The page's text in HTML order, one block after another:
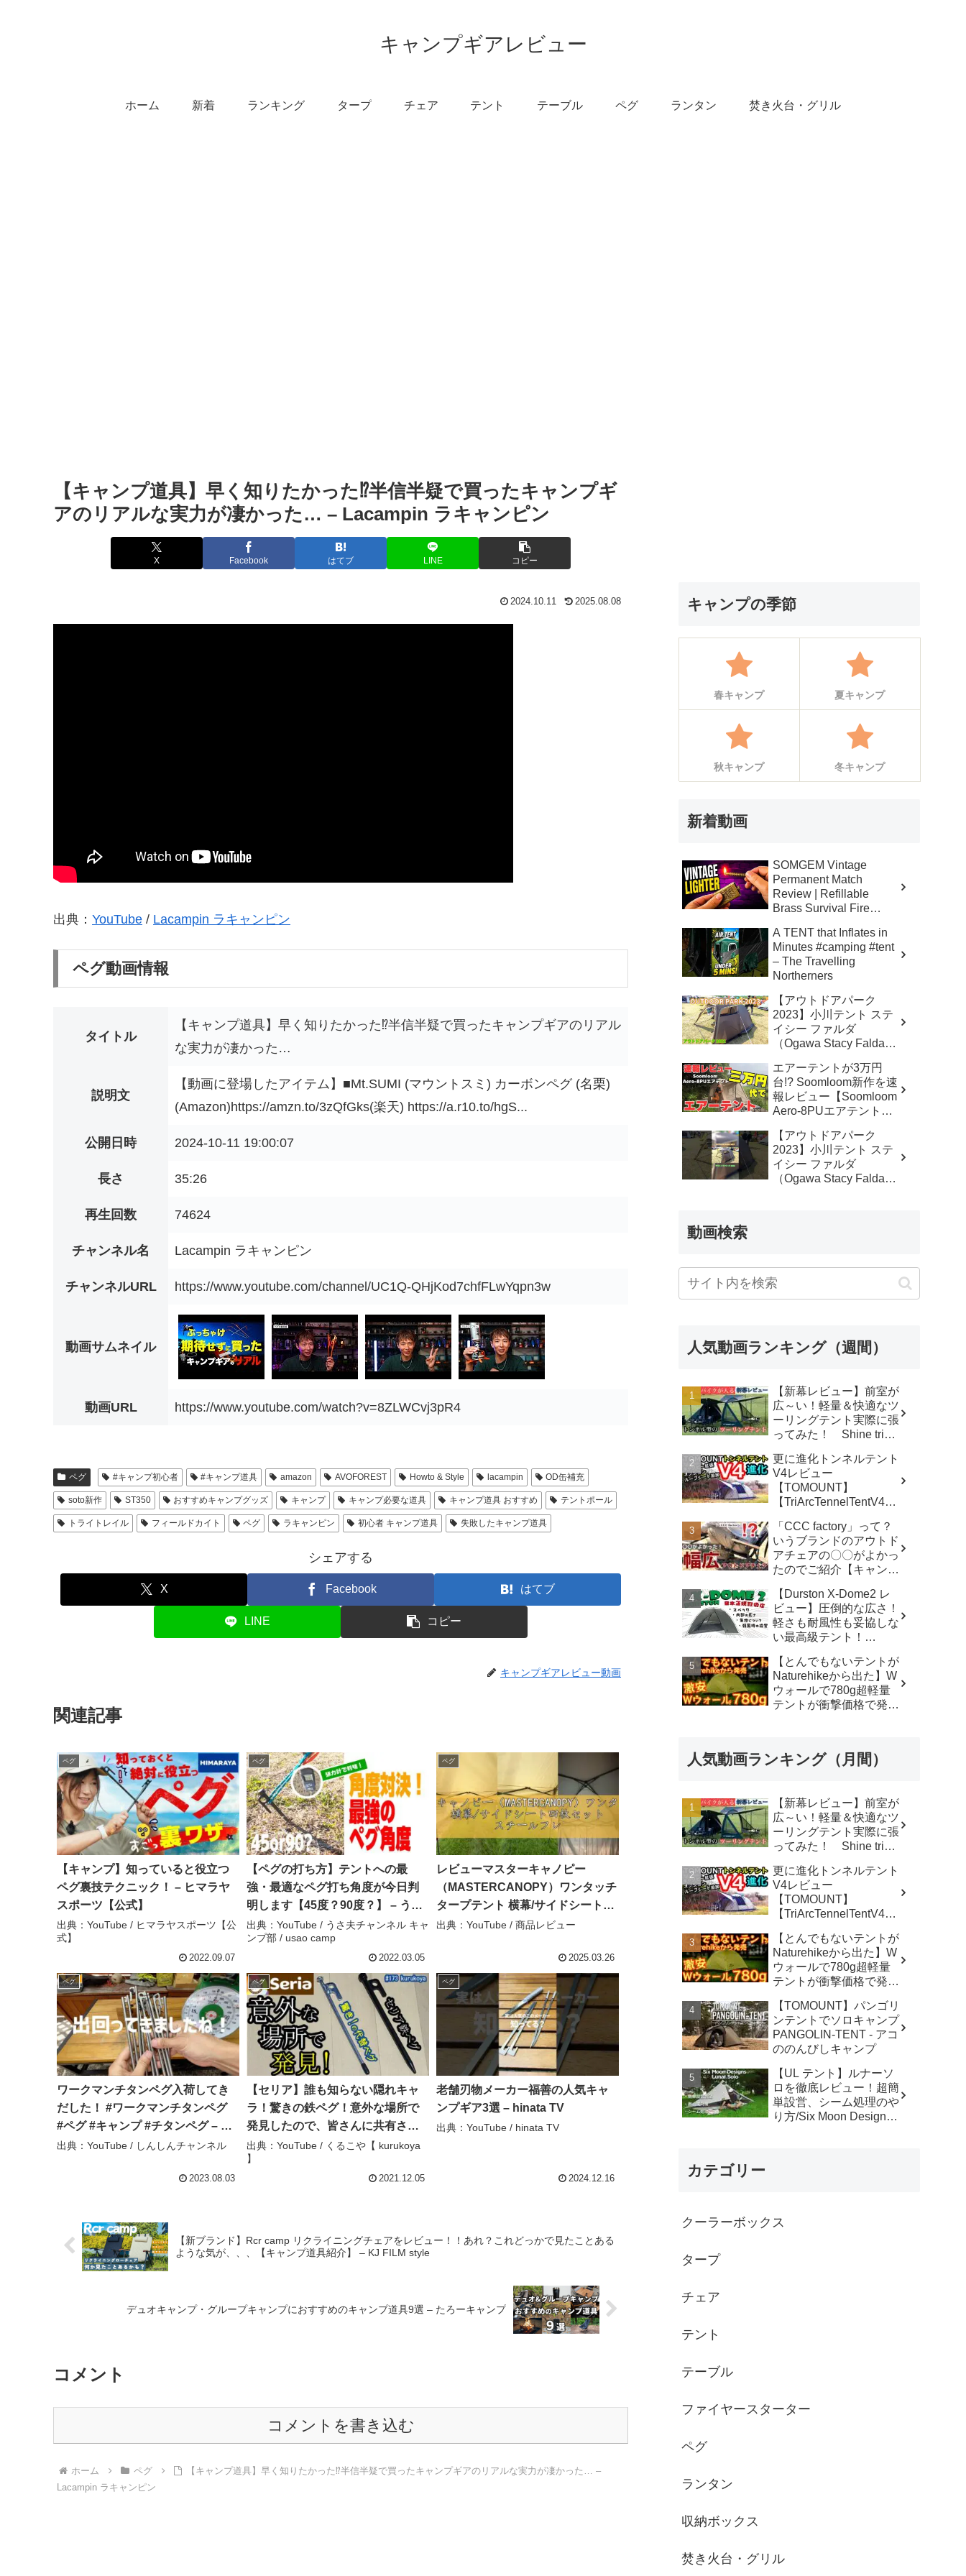
キャンプギアレビュー
ホーム 新着 ランキング タープ チェア テント テーブル ペグ ランタン 焚き火台・グリル
【キャンプ道具】早く知りたかった⁉️半信半疑で買ったキャンプギ
アのリアルな実力が凄かった… – Lacampin ラキャンピン
X Facebook はてブ LINE コピー
2024.10.11 2025.08.08
出典： YouTube / Lacampin ラキャンピン
ペグ動画情報
タイトル
【キャンプ道具】早く知りたかった⁉️半信半疑で買ったキャンプギアのリアル
な実力が凄かった…
説明文
【動画に登場したアイテム】■Mt.SUMI (マウントスミ) カーボンペグ (名栗)
(Amazon)https://amzn.to/3zQfGks(楽天) https://a.r10.to/hgS...
公開日時 2024-10-11 19:00:07
長さ 35:26
再生回数 74624
チャンネル名 Lacampin ラキャンピン
チャンネルURL https://www.youtube.com/channel/UC1Q-QHjKod7chfFLwYqpn3w
動画サムネイル
動画URL https://www.youtube.com/watch?v=8ZLWCvj3pR4
ペグ #キャンプ初心者 #キャンプ道具 amazon AVOFOREST Howto & Style lacampin OD缶補充
soto新作 ST350 おすすめキャンプグッズ キャンプ キャンプ必要な道具 キャンプ道具 おすすめ テントポール
トライトレイル フィールドカイト ペグ ラキャンピン 初心者 キャンプ道具 失敗したキャンプ道具
シェアする
X Facebook はてブ
LINE コピー
キャンプギアレビュー動画
関連記事
ペグ
【キャンプ】知っていると役立つ
ペグ裏技テクニック！ – ヒマラヤ
スポーツ【公式】
出典：YouTube / ヒマラヤスポーツ【公
式】
2022.09.07
ペグ
【ペグの打ち方】テントへの最
強・最適なペグ打ち角度が今日判
明します【45度？90度？】 – うさ
夫チャンネル キャンプ部 / usao
camp
出典：YouTube / うさ夫チャンネル キャ
ンプ部 / usao camp
2022.03.05
ペグ
レビューマスターキャノピー
（MASTERCANOPY）ワンタッチ
タープテント 横幕/サイドシート四
枚セット スチールフレーム 組立簡
バッグ ペグ ロープ ウェイトバッ –
商品レビュー
出典：YouTube / 商品レビュー
2025.03.26
ペグ
ワークマンチタンペグ入荷してき
だした！ #ワークマンチタンペグ
#ペグ #キャンプ #チタンペグ – し
んしんチャンネル
出典：YouTube / しんしんチャンネル
2023.08.03
ペグ
【セリア】誰も知らない隠れキャ
ラ！驚きの鉄ペグ！意外な場所で
発見したので、皆さんに共有させ
ていただきます！キャンプ道具の
計量化で活躍間違いなし！#プチプ
ラ＃ペグ#100均#セリア ゆっくり
出典：YouTube / くるこや【 kurukoya
】
2021.12.05
ペグ
老舗刃物メーカー福善の人気キャ
ンプギア3選 – hinata TV
出典：YouTube / hinata TV
2024.12.16
【新ブランド】Rcr camp リクライニングチェアをレビュー！！あれ？これどっかで見たことある
ような気が、、、【キャンプ道具紹介】 – KJ FILM style
デュオキャンプ・グループキャンプにおすすめのキャンプ道具9選 – たろーキャンプ
コメント
コメントを書き込む
ホーム ペグ
【キャンプ道具】早く知りたかった⁉️半信半疑で買ったキャンプギアのリアルな実力が凄かった… –
Lacampin ラキャンピン
キャンプの季節
春キャンプ 夏キャンプ
秋キャンプ 冬キャンプ
新着動画
SOMGEM Vintage
Permanent Match
Review | Refillable
Brass Survival Fire
Honest Reviews
A TENT that Inflates in
Minutes #camping #tent
– The Travelling
Northerners
【アウトドアパーク
2023】小川テント ステ
イシー ファルダ
（Ogawa Stacy Falda）
akoakoa
エアーテントが3万円
台!? Soomloom新作を速
報レビュー【Soomloom
Aero-8PUエアテント】
ロキャンプで焚き火とラ
ンタン】
【アウトドアパーク
2023】小川テント ステ
イシー ファルダ
（Ogawa Stacy Falda）
動画検索
人気動画ランキング（週間）
【新幕レビュー】前室が
広～い！軽量＆快適なツ
ーリングテント実際に張
ってみた！ Shine trip
な気分
更に進化トンネルテント
V4レビュー
【TOMOUNT】
【TriArcTennelTentV4】
カ】
「CCC factory」って？
いうブランドのアウトド
アチェアの〇〇がよかっ
たのでご紹介【キャンプ
プ
【Durston X-Dome2 レ
ビュー】圧倒的な広さ！
軽さも耐風性も妥協しな
い最高級テント！
ダーストン ＃xdome1
#xdome2 #テント -
Yellowknife
Outdoorshop【イエロー
【とんでもないテントが
Naturehikeから出た】W
ウォールで780g超軽量
テントが衝撃価格で発売
【アウトドア】#855 -
人気動画ランキング（月間）
【新幕レビュー】前室が
広～い！軽量＆快適なツ
ーリングテント実際に張
ってみた！ Shine trip
な気分
更に進化トンネルテント
V4レビュー
【TOMOUNT】
【TriArcTennelTentV4】
カ】
【とんでもないテントが
Naturehikeから出た】W
ウォールで780g超軽量
テントが衝撃価格で発売
解説の保存版【ULギ
ア】【キャンプ道具】
【アウトドア】#855 -
Hurricane Camp / ハリケ
ーンキャンプ
【TOMOUNT】パンゴリ
ンテントでソロキャンプ
PANGOLIN-TENT - アコ
ののんびしキャンプ
【UL テント】ルナーソ
ロを徹底レビュー！超簡
単設営、シーム処理のや
り方/Six Moon Designs
カテゴリー
クーラーボックス
タープ
チェア
テント
テーブル
ファイヤースターター
ペグ
ランタン
収納ボックス
焚き火台・グリル